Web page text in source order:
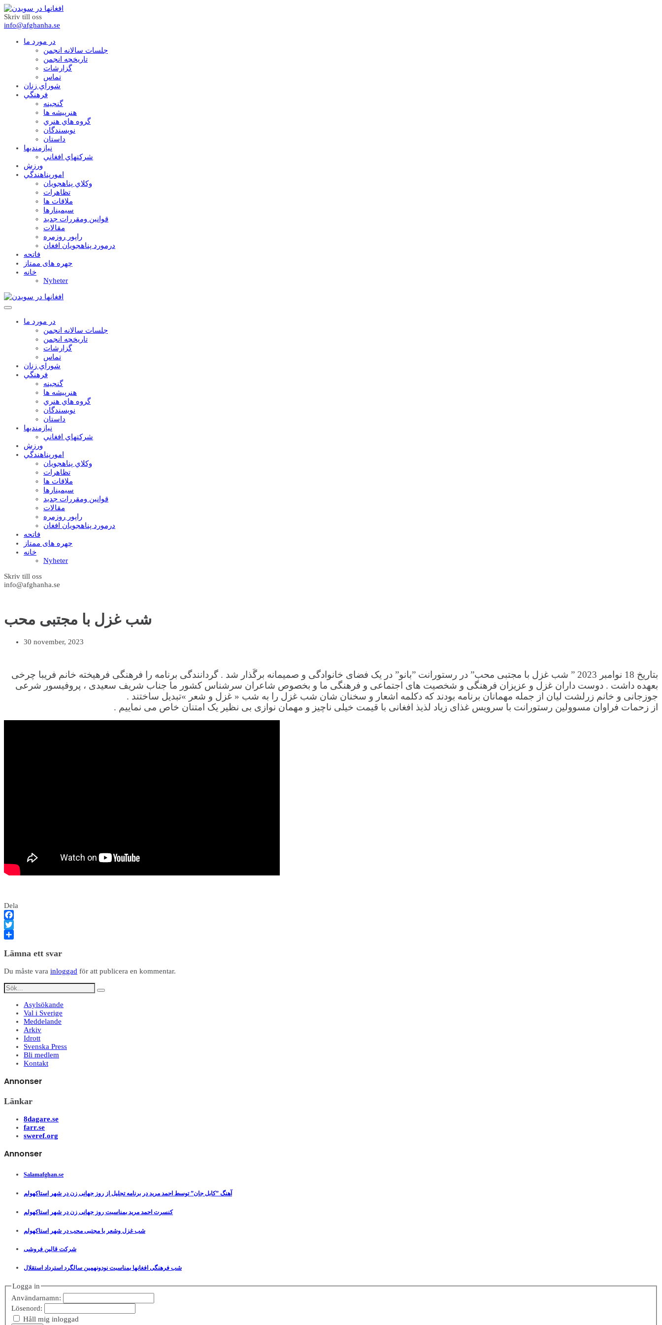
Skriv till oss
info@afghanha.se
در مورد ما
جلسات سالانه انجمن
تاریخچه انجمن
گزارشات
تماس
شوراي زنان
فرهنگي
گنجينه
هنرپيشه ها
گروه هاي هنري
نويسندگان
داستان
نيازمنديها
شرکتهاي افغاني
ورزش
امورپناهندگي
وکلاي پناهجويان
تظاهرات
ملاقات ها
سيمينارها
قوانين ومقررات جديد
مقالات
راپور روزمره
درمورد پناهجويان افغان
فاتحه
چهره های ممتاز
خانه
Nyheter
در مورد ما
جلسات سالانه انجمن
تاریخچه انجمن
گزارشات
تماس
شوراي زنان
فرهنگي
گنجينه
هنرپيشه ها
گروه هاي هنري
نويسندگان
داستان
نيازمنديها
شرکتهاي افغاني
ورزش
امورپناهندگي
وکلاي پناهجويان
تظاهرات
ملاقات ها
سيمينارها
قوانين ومقررات جديد
مقالات
راپور روزمره
درمورد پناهجويان افغان
فاتحه
چهره های ممتاز
خانه
Nyheter
Skriv till oss
info@afghanha.se
شب غزل با مجتبی محب
30 november, 2023
بتاریخ 18 نوامبر 2023 ” شب غزل با مجتبی محب” در رستورانت ”بانو” در یک فضای خانوادگی و صمیمانه برگَذار شد . گردانندگی برنامه را فرهنگی فرهیخته خانم فریبا چرخی
بعهده داشت . دوست داران غزل و عزیزان فرهنگی و شخصیت های اجتماعی و فرهنگی ما و بخصوص شاعران سرشناس کشور ما جناب شریف سعیدی ، پروفیسور شرعی
جوزجانی و خانم زرلشت لیان از جمله مهمانان برنامه بودند که دکلمه اشعار و سخنان شان شب غزل را به شب « غزل و شعر »تبدیل ساختند .
از زحمات فراوان مسوولین رستورانت با سرویس غذای زیاد لذیذ افغانی با قیمت خیلی ناچیز و مهمان نوازی بی نظیر یک امتنان خاص می نماییم .
Dela
Facebook
Twitter
Lämna ett svar
Du måste vara inloggad för att publicera en kommentar.
Asylsökande
Val i Sverige
Meddelande
Arkiv
Idrott
Svenska Press
Bli medlem
Kontakt
Annonser
Länkar
8dagare.se
farr.se
sweref.org
Annonser
Salamafghan.se
آهنگ ”کابل جان” توسط احمد مرید در برنامه تجلیل از روز جهانی زن در شهر استاکهولم
کنسرت احمد مرید بمناسبت روز جهانی زن در شهر استاکهولم
شب غزل وشعر با مجتبی محب در شهر استاکهولم
شرکت قالین فروشی
شب فرهنگی افغانها بمناسبت نودونهمین سالگرد استرداد استقلال
Logga in
Användarnamn:
Lösenord:
Håll mig inloggad